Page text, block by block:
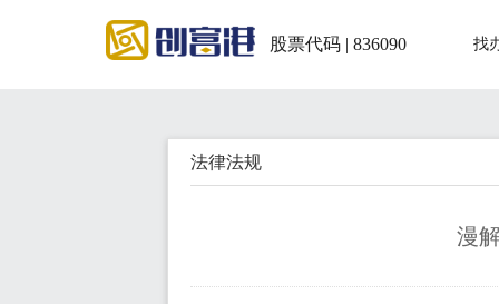
股票代码 | 836090 找
法律法规
漫